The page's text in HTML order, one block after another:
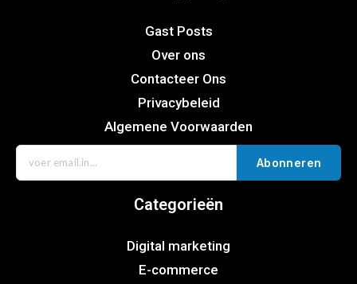
Gast Posts
Over ons
Contacteer Ons
Privacybeleid
Algemene Voorwaarden
Abonneren
Categorieën
Digital marketing
E-commerce